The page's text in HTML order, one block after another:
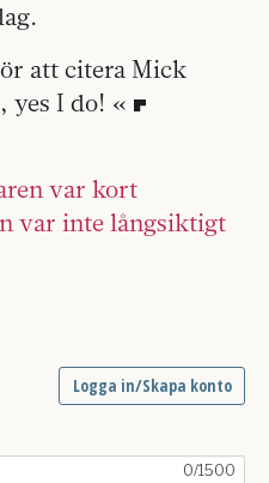
att citera Mick
yes I do! «
var kort
var inte långsiktigt